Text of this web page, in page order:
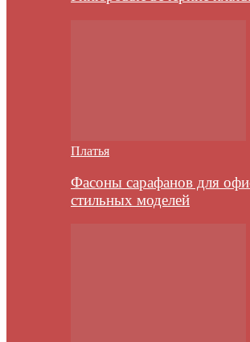
Платья
Фасоны сарафанов для
стильных моделей